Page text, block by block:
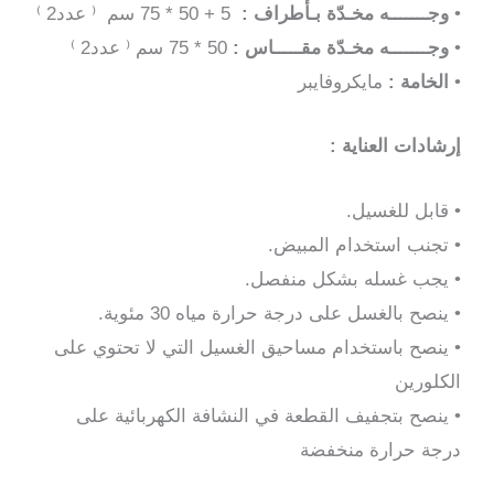
• وجـــــــه مخـدّة بـأطراف :
• وجـــــــه مخـدّة مقـــــاس :
• الخامة : مايكروفايبر
إرشادات العناية :
• قابل للغسيل.
• تجنب استخدام المبيض.
• يجب غسله بشكل منفصل.
• ينصح بالغسل على درجة حرارة مياه 30 مئوية.
• ينصح باستخدام مساحيق الغسيل التي لا تحتوي على
الكلورين
• ينصح بتجفيف القطعة في النشافة الكهربائية على
درجة حرارة منخفضة